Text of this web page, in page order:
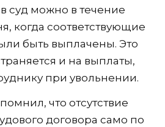
суд можно в течение
когда соответствующие
быть выплачены. Это
и на выплаты,
при увольнении.
что отсутствие
договора само по